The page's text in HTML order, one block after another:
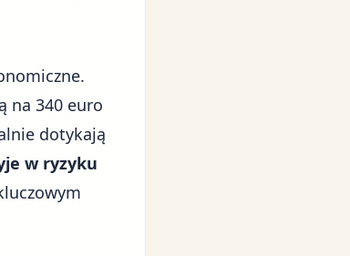
na 340 euro
dotykają
w ryzyku